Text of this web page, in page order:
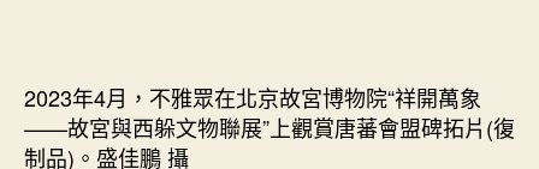
2023年4月，不雅眾在北京故宮博物院“祥開萬象
——故宮與西躲文物聯展”上觀賞唐蕃會盟碑拓片(復
制品)。盛佳鵬 攝